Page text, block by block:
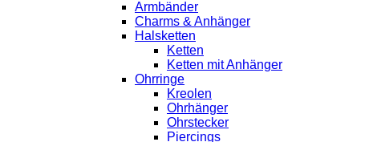
Armbänder
Charms & Anhänger
Halsketten
Ketten
Ketten mit Anhänger
Ohrringe
Kreolen
Ohrhänger
Ohrstecker
Piercings